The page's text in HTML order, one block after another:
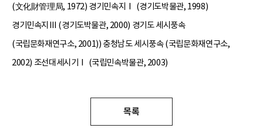
(文化財管理局, 1972) 경기민속지Ⅰ (경기도박물관, 1998)
경기민속지Ⅲ (경기도박물관, 2000) 경기도 세시풍속
(국립문화재연구소, 2001)) 충청남도 세시풍속 (국립문화재연구소,
2002) 조선대세시기Ⅰ (국립민속박물관, 2003)
목록